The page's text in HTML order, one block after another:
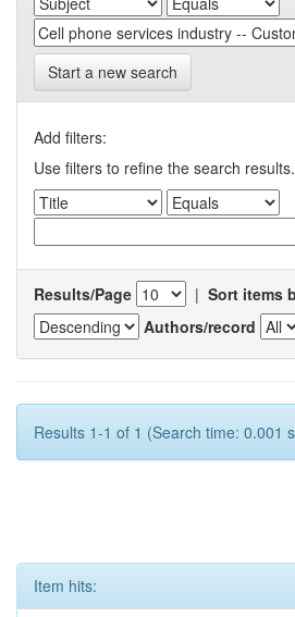
Start a new search
Add filters:
Use filters to refine the search results.
Results/Page | Sort items
Authors/record
Results 1-1 of 1 (Search time: 0.001
Item hits: